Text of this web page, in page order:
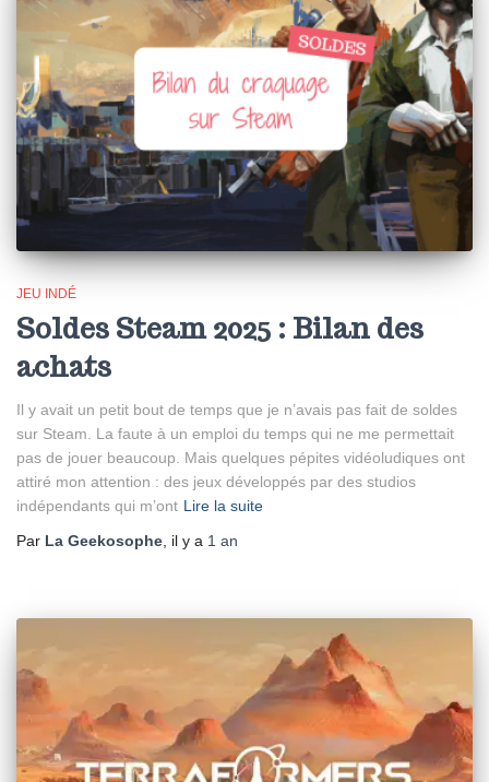
JEU INDÉ
Soldes Steam 2025 : Bilan des
achats
Il y avait un petit bout de temps que je n’avais pas fait de soldes
sur Steam. La faute à un emploi du temps qui ne me permettait
pas de jouer beaucoup. Mais quelques pépites vidéoludiques ont
attiré mon attention : des jeux développés par des studios
indépendants qui m’ont Lire la suite
Par La Geekosophe , il y a 1 an